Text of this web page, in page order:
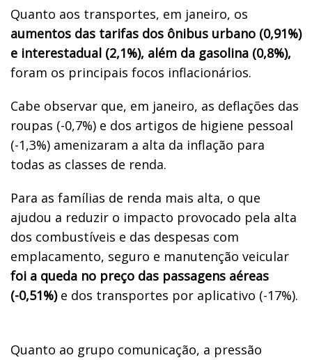
Quanto aos transportes, em janeiro, os
aumentos das tarifas dos ônibus urbano (0,91%)
e interestadual (2,1%), além da gasolina (0,8%),
foram os principais focos inflacionários.
Cabe observar que, em janeiro, as deflações das
roupas (-0,7%) e dos artigos de higiene pessoal
(-1,3%) amenizaram a alta da inflação para
todas as classes de renda.
Para as famílias de renda mais alta, o que
ajudou a reduzir o impacto provocado pela alta
dos combustíveis e das despesas com
emplacamento, seguro e manutenção veicular
foi a queda no preço das passagens aéreas
(-0,51%) e dos transportes por aplicativo (-17%).
Quanto ao grupo comunicação, a pressão